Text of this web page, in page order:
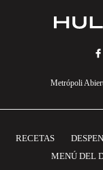
Metrópoli
RECETAS
MENÚ DEL